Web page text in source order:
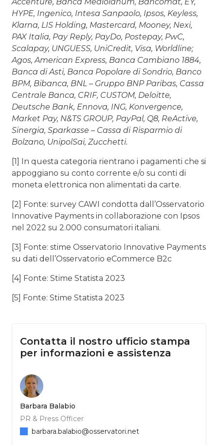
HYPE, Ingenico, Intesa Sanpaolo, Ipsos, Keyless,
Klarna, LIS Holding, Mastercard, Mooney, Nexi,
PAX Italia, Pay Reply, PayDo, Postepay, PwC,
Scalapay, UNGUESS, UniCredit, Visa, Worldline;
Agos, American Express, Banca Cambiano 1884,
Banca di Asti, Banca Popolare di Sondrio, Banco
BPM, Bibanca, BNL – Gruppo BNP Paribas, Cassa
Centrale Banca, CRIF, CUSTOM, Deloitte,
Deutsche Bank, Ennova, ING, Konvergence,
Market Pay, N&TS GROUP, PayPal, Q8, ReActive,
Sinergia, Sparkasse – Cassa di Risparmio di
Bolzano, UnipolSai, Zucchetti.
[1] In questa categoria rientrano i pagamenti che si
appoggiano su conto corrente e/o su conti di
moneta elettronica non alimentati da carte.
[2] Fonte: survey CAWI condotta dall’Osservatorio
Innovative Payments in collaborazione con Ipsos
nel 2022 su 2.000 consumatori italiani.
[3] Fonte: stime Osservatorio Innovative Payments
su dati dell’Osservatorio eCommerce B2c
[4] Fonte: Stime Statista 2023
[5] Fonte: Stime Statista 2023
Contatta il nostro ufficio stampa
per informazioni e assistenza
Barbara Balabio
PR & Press Officer
barbara.balabio@osservatori.net